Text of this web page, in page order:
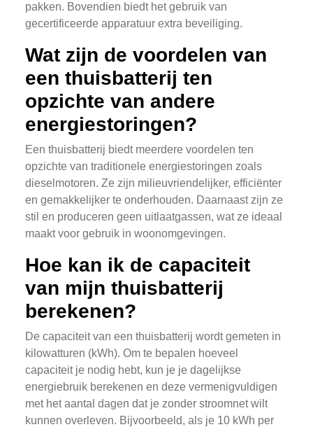
pakken. Bovendien biedt het gebruik van
gecertificeerde apparatuur extra beveiliging.
Wat zijn de voordelen van
een thuisbatterij ten
opzichte van andere
energiestoringen?
Een thuisbatterij biedt meerdere voordelen ten
opzichte van traditionele energiestoringen zoals
dieselmotoren. Ze zijn milieuvriendelijker, efficiënter
en gemakkelijker te onderhouden. Daarnaast zijn ze
stil en produceren geen uitlaatgassen, wat ze ideaal
maakt voor gebruik in woonomgevingen.
Hoe kan ik de capaciteit
van mijn thuisbatterij
berekenen?
De capaciteit van een thuisbatterij wordt gemeten in
kilowatturen (kWh). Om te bepalen hoeveel
capaciteit je nodig hebt, kun je je dagelijkse
energiebruik berekenen en deze vermenigvuldigen
met het aantal dagen dat je zonder stroomnet wilt
kunnen overleven. Bijvoorbeeld, als je 10 kWh per